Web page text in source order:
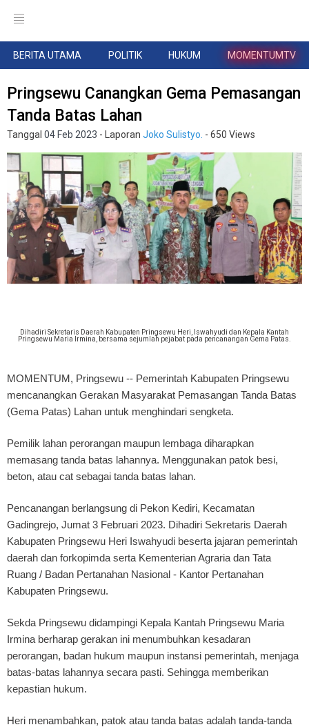
BERITA UTAMA POLITIK HUKUM MOMENTUMTV
Pringsewu Canangkan Gema Pemasangan
Tanda Batas Lahan
Tanggal 04 Feb 2023 - Laporan Joko Sulistyo. - 650 Views
Dihadiri Sekretaris Daerah Kabupaten Pringsewu Heri, Iswahyudi dan Kepala Kantah
Pringsewu Maria Irmina, bersama sejumlah pejabat pada pencanangan Gema Patas.
MOMENTUM, Pringsewu -- Pemerintah Kabupaten Pringsewu
mencanangkan Gerakan Masyarakat Pemasangan Tanda Batas
(Gema Patas) Lahan untuk menghindari sengketa.
Pemilik lahan perorangan maupun lembaga diharapkan
memasang tanda batas lahannya. Menggunakan patok besi,
beton, atau cat sebagai tanda batas lahan.
Pencanangan berlangsung di Pekon Kediri, Kecamatan
Gadingrejo, Jumat 3 Februari 2023. Dihadiri Sekretaris Daerah
Kabupaten Pringsewu Heri Iswahyudi beserta jajaran pemerintah
daerah dan forkopimda serta Kementerian Agraria dan Tata
Ruang / Badan Pertanahan Nasional - Kantor Pertanahan
Kabupaten Pringsewu.
Sekda Pringsewu didampingi Kepala Kantah Pringsewu Maria
Irmina berharap gerakan ini menumbuhkan kesadaran
perorangan, badan hukum maupun instansi pemerintah, menjaga
batas-batas lahannya secara pasti. Sehingga memberikan
kepastian hukum.
Heri menambahkan, patok atau tanda batas adalah tanda-tanda